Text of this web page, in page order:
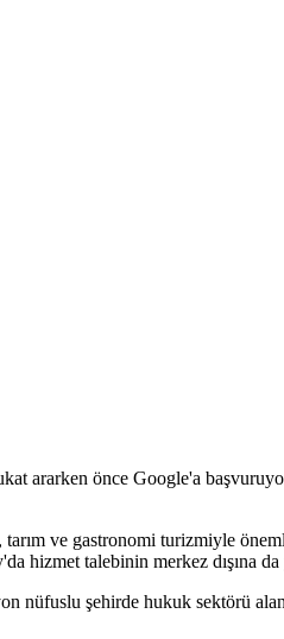
ararken önce Google'a
ve gastronomi turizmiyle
hizmet talebinin merkez dışına da
nüfuslu şehirde hukuk sektörü